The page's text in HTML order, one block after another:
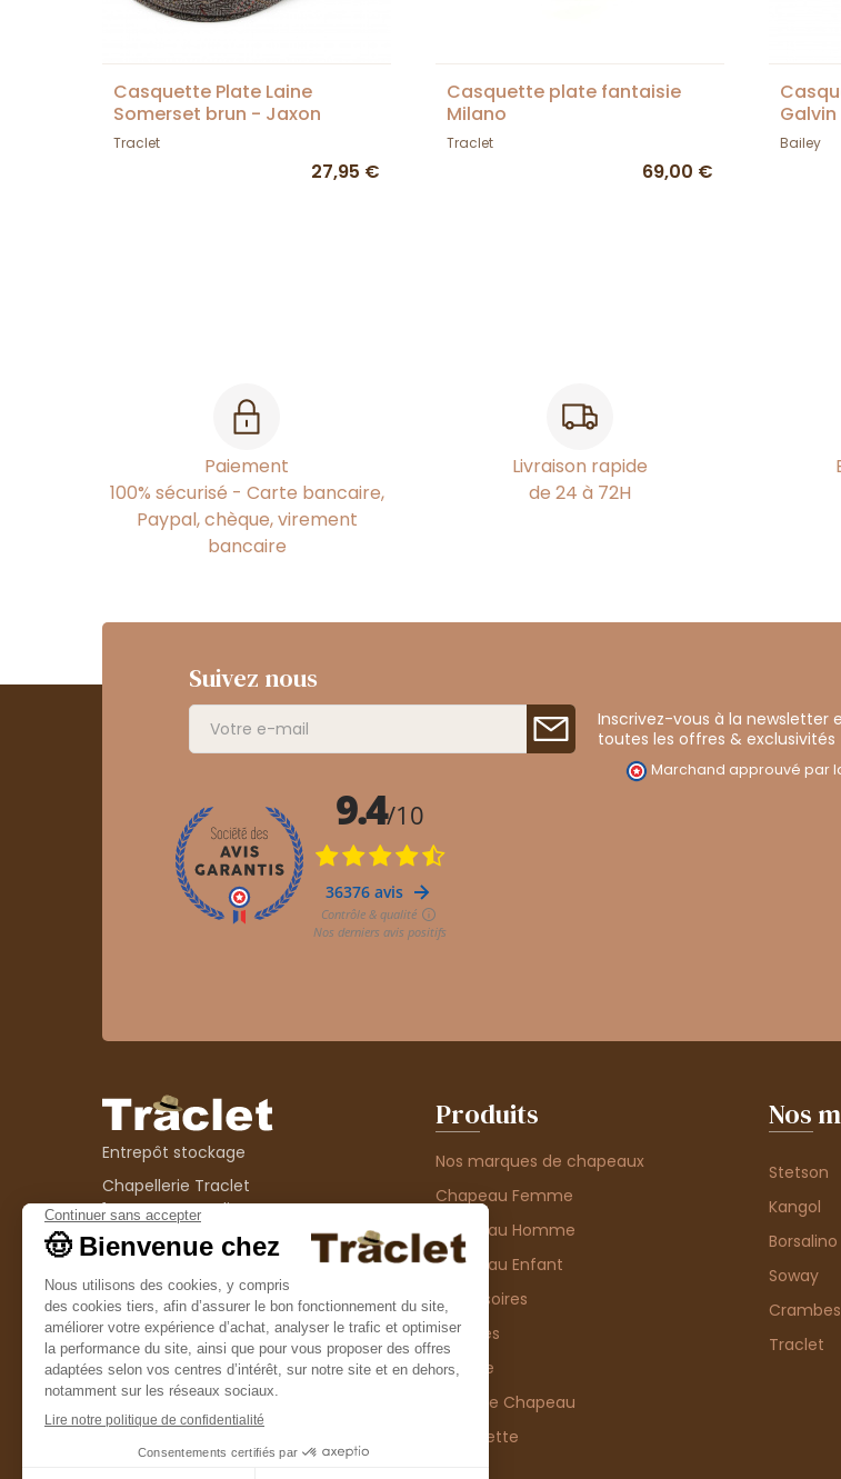
Casquette Plate Laine
Somerset brun - Jaxon
Traclet
27,95 €
Casquette plate fantaisie
Milano
Traclet
69,00 €
Bailey
Paiement
100% sécurisé - Carte bancaire,
Paypal, chèque, virement
bancaire
Livraison rapide
de 24 à 72H
Suivez nous
Inscrivez-vous à la newsletter
toutes les offres & exclusivités
Marchand approuvé par
Entrepôt stockage
Chapellerie Traclet
14 Impasse Bardin
42300 Roanne
contact@chapellerie-traclet.com
Boutique
Chapellerie Traclet
4 rue de Cadore
42300 Roanne
Produits
Nos marques de chapeaux
Chapeau Femme
Chapeau Homme
Chapeau Enfant
Accessoires
Thèmes
Matière
Type de Chapeau
Casquette
Nos
Stetson
Kangol
Borsalino
Soway
Crambes
Traclet